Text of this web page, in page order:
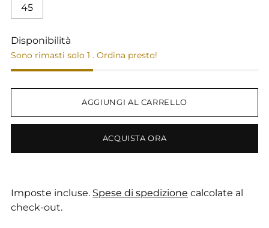
45
Disponibilità
Sono rimasti solo 1 . Ordina presto!
AGGIUNGI AL CARRELLO
ACQUISTA ORA
Imposte incluse. Spese di spedizione calcolate al
check-out.